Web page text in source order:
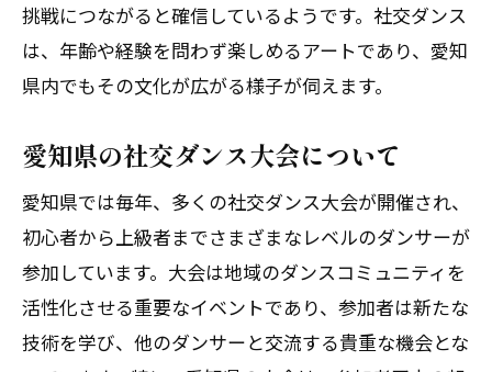
挑戦につながると確信しているようです。社交ダンス
は、年齢や経験を問わず楽しめるアートであり、愛知
県内でもその文化が広がる様子が伺えます。
愛知県の社交ダンス大会について
愛知県では毎年、多くの社交ダンス大会が開催され、
初心者から上級者までさまざまなレベルのダンサーが
参加しています。大会は地域のダンスコミュニティを
活性化させる重要なイベントであり、参加者は新たな
技術を学び、他のダンサーと交流する貴重な機会とな